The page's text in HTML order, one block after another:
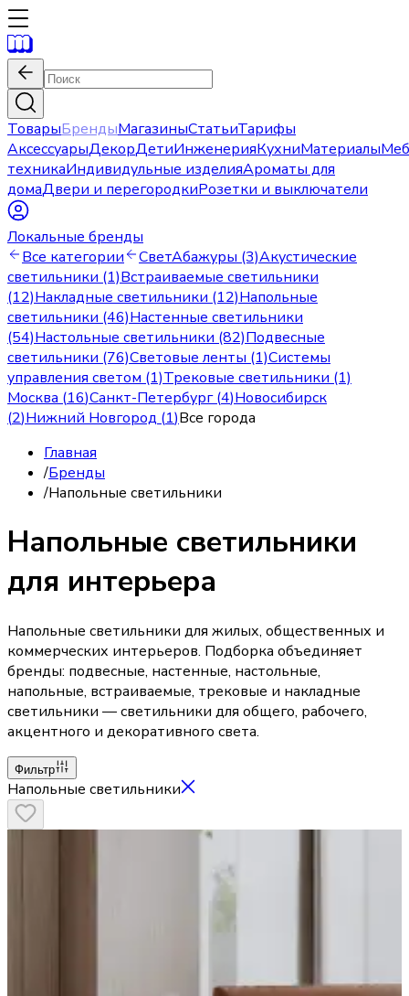
ТоварыБрендыМагазиныСтатьиТарифы
АксессуарыДекорДетиИнженерияКухниМатериалы
техникаИндивидульные изделияАроматы для
домаДвери и перегородкиРозетки и выключатели
Локальные бренды
Все категории
СветАбажуры (3)Акустические
светильники (1)Встраиваемые светильники
(12)Накладные светильники (12)Напольные
светильники (46)Настенные светильники
(54)Настольные светильники (82)Подвесные
светильники (76)Световые ленты (1)Системы
управления светом (1)Трековые светильники (1)
Москва (16)Санкт-Петербург(4)Новосибирск
(2)Нижний Новгород (1)Все города
Главная
/Бренды
/Напольные светильники
Напольные светильники
для интерьера
Напольные светильники для жилых, общественных и
коммерческих интерьеров. Подборка объединяет
бренды: подвесные, настенные, настольные,
напольные, встраиваемые, трековые и накладные
светильники — светильники для общего, рабочего,
акцентного и декоративного света.
Фильтр
Напольные светильники